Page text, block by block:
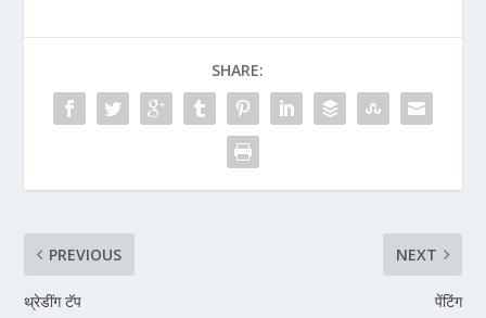
SHARE:
PREVIOUS
थ्रेडींग टॅप
NEXT
पेंटिंग